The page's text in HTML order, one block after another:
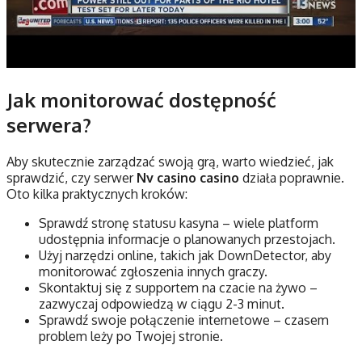
Jak monitorować dostępność
serwera?
Aby skutecznie zarządzać swoją grą, warto wiedzieć, jak
sprawdzić, czy serwer Nv casino casino działa poprawnie.
Oto kilka praktycznych kroków:
Sprawdź stronę statusu kasyna – wiele platform
udostępnia informacje o planowanych przestojach.
Użyj narzędzi online, takich jak DownDetector, aby
monitorować zgłoszenia innych graczy.
Skontaktuj się z supportem na czacie na żywo –
zazwyczaj odpowiedzą w ciągu 2-3 minut.
Sprawdź swoje połączenie internetowe – czasem
problem leży po Twojej stronie.